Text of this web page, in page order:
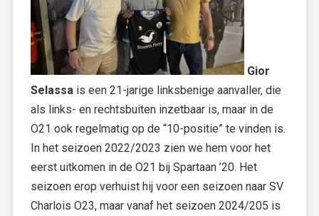
Gior
Selassa is een 21-jarige linksbenige aanvaller, die
als links- en rechtsbuiten inzetbaar is, maar in de
O21 ook regelmatig op de “10-positie” te vinden is.
In het seizoen 2022/2023 zien we hem voor het
eerst uitkomen in de O21 bij Spartaan ’20. Het
seizoen erop verhuist hij voor een seizoen naar SV
Charlois O23, maar vanaf het seizoen 2024/205 is